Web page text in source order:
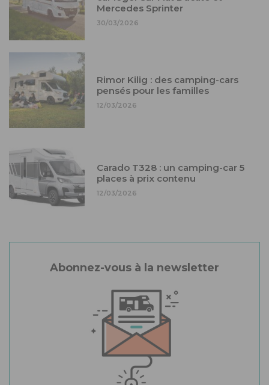
Mercedes Sprinter
30/03/2026
Rimor Kilig : des camping-cars
pensés pour les familles
12/03/2026
Carado T328 : un camping-car 5
places à prix contenu
12/03/2026
Abonnez-vous à la newsletter